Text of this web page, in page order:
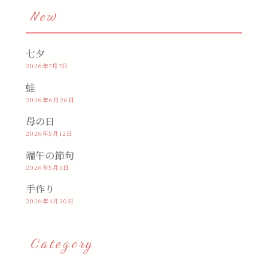
New
七夕
2026年7月7日
蛙
2026年6月26日
母の日
2026年5月12日
端午の節句
2026年5月5日
手作り
2026年4月30日
Category